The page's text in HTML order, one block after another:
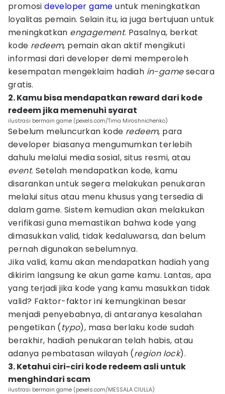
promosideveloper game untuk meningkatkan
loyalitas pemain. Selain itu, ia juga bertujuan untuk
meningkatkan engagement. Pasalnya, berkat
kode redeem, pemain akan aktif mengikuti
informasi dari developer demi memperoleh
kesempatan mengeklaim hadiah in-gamesecara
gratis.
2. Kamu bisa mendapatkan reward dari kode
redeem jika memenuhi syarat
ilustrasi bermain game (pexels.com/Tima Miroshnichenko)
Sebelum meluncurkan kode redeem, para
developer biasanya mengumumkan terlebih
dahulu melalui media sosial, situs resmi, atau
event. Setelah mendapatkan kode, kamu
disarankan untuk segera melakukan penukaran
melalui situs atau menu khusus yang tersedia di
dalam game. Sistem kemudian akan melakukan
verifikasi guna memastikan bahwa kode yang
dimasukkan valid, tidak kedaluwarsa, dan belum
pernah digunakan sebelumnya.
Jika valid, kamu akan mendapatkan hadiah yang
dikirim langsung ke akun game kamu. Lantas, apa
yang terjadi jika kode yang kamu masukkan tidak
valid? Faktor-faktor ini kemungkinan besar
menjadi penyebabnya, di antaranya kesalahan
pengetikan (typo), masa berlaku kode sudah
berakhir, hadiah penukaran telah habis, atau
adanya pembatasan wilayah (region lock).
3. Ketahui ciri-ciri kode redeem asli untuk
menghindari scam
ilustrasi bermain game (pexels.com/MESSALA CIULLA)